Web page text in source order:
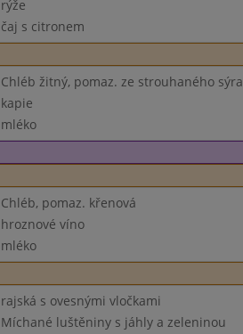
rýže
čaj s citronem
Chléb žitný, pomaz. ze strouhaného sýra
kapie
mléko
Chléb, pomaz. křenová
hroznové víno
mléko
rajská s ovesnými vločkami
Míchané luštěniny s jáhly a zeleninou